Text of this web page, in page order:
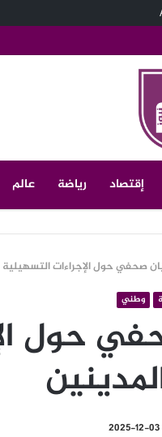
إقتصاد رياضة عالم
صحفي حول الإجراءات التسهيلية
وطني
حول
2025-12-03